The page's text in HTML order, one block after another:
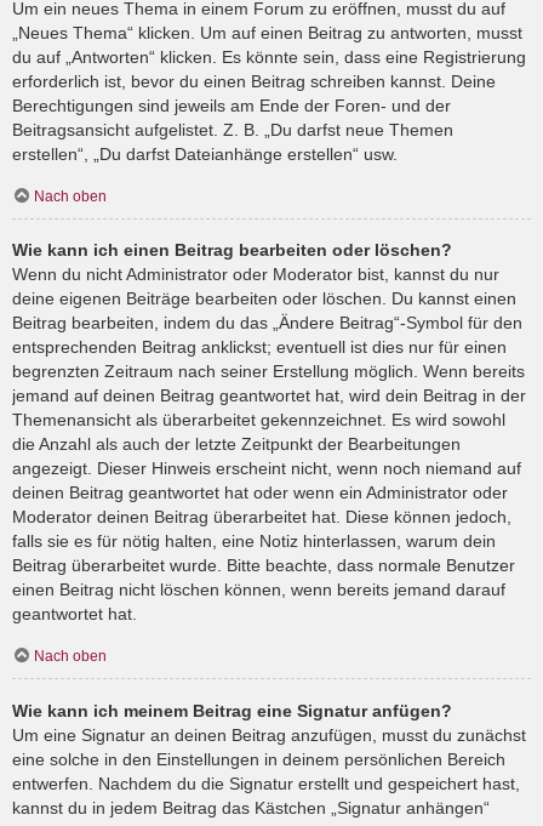
Um ein neues Thema in einem Forum zu eröffnen, musst du auf
„Neues Thema“ klicken. Um auf einen Beitrag zu antworten, musst
du auf „Antworten“ klicken. Es könnte sein, dass eine Registrierung
erforderlich ist, bevor du einen Beitrag schreiben kannst. Deine
Berechtigungen sind jeweils am Ende der Foren- und der
Beitragsansicht aufgelistet. Z. B. „Du darfst neue Themen
erstellen“, „Du darfst Dateianhänge erstellen“ usw.
Nach oben
Wie kann ich einen Beitrag bearbeiten oder löschen?
Wenn du nicht Administrator oder Moderator bist, kannst du nur
deine eigenen Beiträge bearbeiten oder löschen. Du kannst einen
Beitrag bearbeiten, indem du das „Ändere Beitrag“-Symbol für den
entsprechenden Beitrag anklickst; eventuell ist dies nur für einen
begrenzten Zeitraum nach seiner Erstellung möglich. Wenn bereits
jemand auf deinen Beitrag geantwortet hat, wird dein Beitrag in der
Themenansicht als überarbeitet gekennzeichnet. Es wird sowohl
die Anzahl als auch der letzte Zeitpunkt der Bearbeitungen
angezeigt. Dieser Hinweis erscheint nicht, wenn noch niemand auf
deinen Beitrag geantwortet hat oder wenn ein Administrator oder
Moderator deinen Beitrag überarbeitet hat. Diese können jedoch,
falls sie es für nötig halten, eine Notiz hinterlassen, warum dein
Beitrag überarbeitet wurde. Bitte beachte, dass normale Benutzer
einen Beitrag nicht löschen können, wenn bereits jemand darauf
geantwortet hat.
Nach oben
Wie kann ich meinem Beitrag eine Signatur anfügen?
Um eine Signatur an deinen Beitrag anzufügen, musst du zunächst
eine solche in den Einstellungen in deinem persönlichen Bereich
entwerfen. Nachdem du die Signatur erstellt und gespeichert hast,
kannst du in jedem Beitrag das Kästchen „Signatur anhängen“